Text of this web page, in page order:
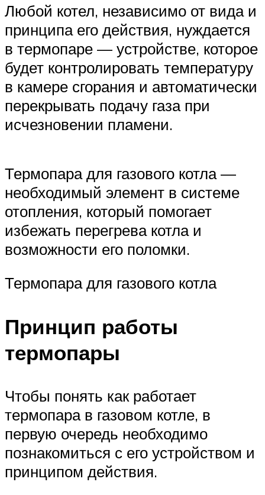
Любой котел, независимо от вида и
принципа его действия, нуждается
в термопаре — устройстве, которое
будет контролировать температуру
в камере сгорания и автоматически
перекрывать подачу газа при
исчезновении пламени.
Термопара для газового котла —
необходимый элемент в системе
отопления, который помогает
избежать перегрева котла и
возможности его поломки.
Термопара для газового котла
Принцип работы
термопары
Чтобы понять как работает
термопара в газовом котле, в
первую очередь необходимо
познакомиться с его устройством и
принципом действия.